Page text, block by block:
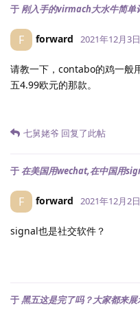
于 刚入手的virmach大水牛简单
F forward 2021年12月3日
请教一下，contabo的鸡一般
五4.99欧元的那款。
七舅姥爷 回复了此帖
于在美国用wechat,在中国用
F forward 2021年12月2日
signal也是社交软件？
于黑五这是完了吗？大家都来